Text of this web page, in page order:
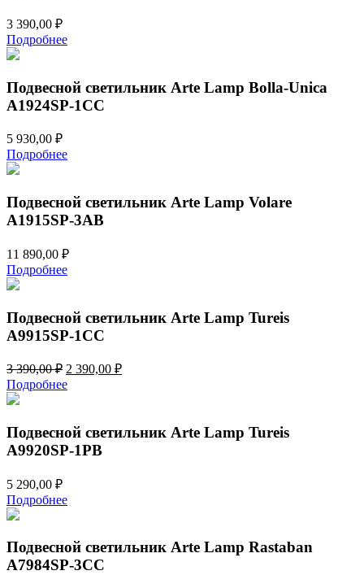
3 390,00 ₽
Подробнее
Подвесной светильник Arte Lamp Bolla-Unica
A1924SP-1CC
5 930,00 ₽
Подробнее
Подвесной светильник Arte Lamp Volare
A1915SP-3AB
11 890,00 ₽
Подробнее
Подвесной светильник Arte Lamp Tureis
A9915SP-1CC
3 390,00₽ Первоначальная
цена
составляла
390,00 ₽.
2 390,00 ₽Текущая
Подробнее
Подвесной светильник Arte Lamp Tureis
A9920SP-1PB
5 290,00 ₽
Подробнее
Подвесной светильник Arte Lamp Rastaban
A7984SP-3CC